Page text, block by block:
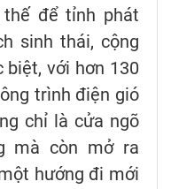
để tỉnh phát
sinh thái, cộng
biệt, với hơn 130
trình điện gió
chỉ là cửa ngõ
mà còn mở ra
hướng đi mới